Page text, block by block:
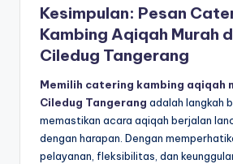
Kesimpulan: Pesan
Kambing Aqiqah Murah
Ciledug Tangerang
Memilih catering kambing aqiqah
Ciledug Tangerang adalah langkah
memastikan acara aqiqah berjalan
dengan harapan. Dengan
pelayanan, fleksibilitas, dan